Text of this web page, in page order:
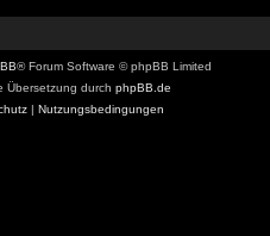
® Forum Software © phpBB Limited
Übersetzung durch phpBB.de
| Nutzungsbedingungen